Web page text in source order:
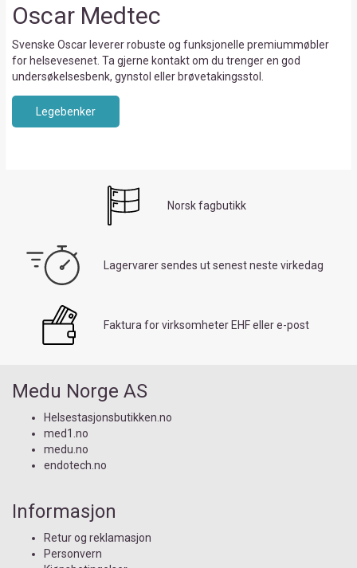
Oscar Medtec
Svenske Oscar leverer robuste og funksjonelle premiummøbler
for helsevesenet. Ta gjerne kontakt om du trenger en god
undersøkelsesbenk, gynstol eller brøvetakingsstol.
Legebenker
Norsk fagbutikk
Lagervarer sendes ut senest neste virkedag
Faktura for virksomheter EHF eller e-post
Medu Norge AS
Helsestasjonsbutikken.no
med1.no
medu.no
endotech.no
Informasjon
Retur og reklamasjon
Personvern